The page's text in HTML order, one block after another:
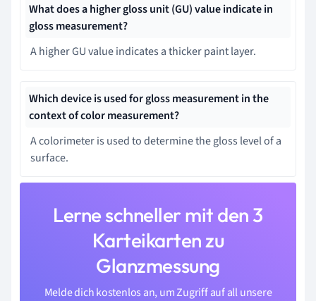
What does a higher gloss unit (GU) value indicate in
gloss measurement?
A higher GU value indicates a thicker paint layer.
Which device is used for gloss measurement in the
context of color measurement?
A colorimeter is used to determine the gloss level of a
surface.
Lerne schneller mit den 3
Karteikarten zu
Glanzmessung
Melde dich kostenlos an, um Zugriff auf all unsere